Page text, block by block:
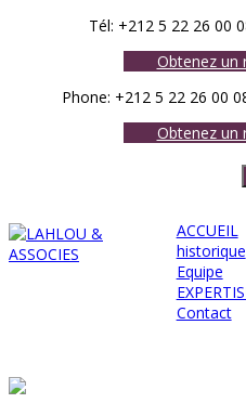
Tél: +212 5 22 26 00
Obtenez un
Phone: +212 5 22 26 00
Obtenez un
ACCUEIL
historique
Equipe
Contact